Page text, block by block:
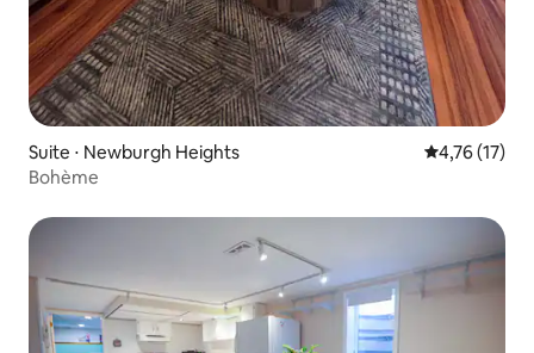
Suite ⋅ Newburgh Heights Évaluation
4,76 (17)
Bohème